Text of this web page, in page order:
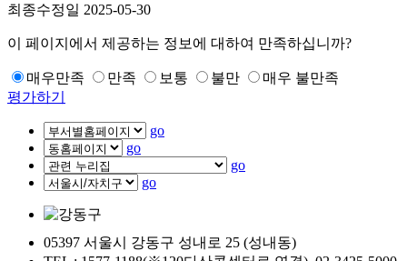
최종수정일 2025-05-30
이 페이지에서 제공하는 정보에 대하여 만족하십니까?
매우만족 만족 보통 불만
매우 불만족
평가하기
go
go
go
go
05397 서울시 강동구 성내로 25 (성내동)